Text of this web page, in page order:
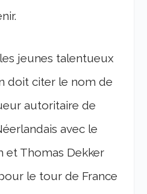
jeunes talentueux
doit citer le nom de
autoritaire de
avec le
et Thomas Dekker
le tour de France